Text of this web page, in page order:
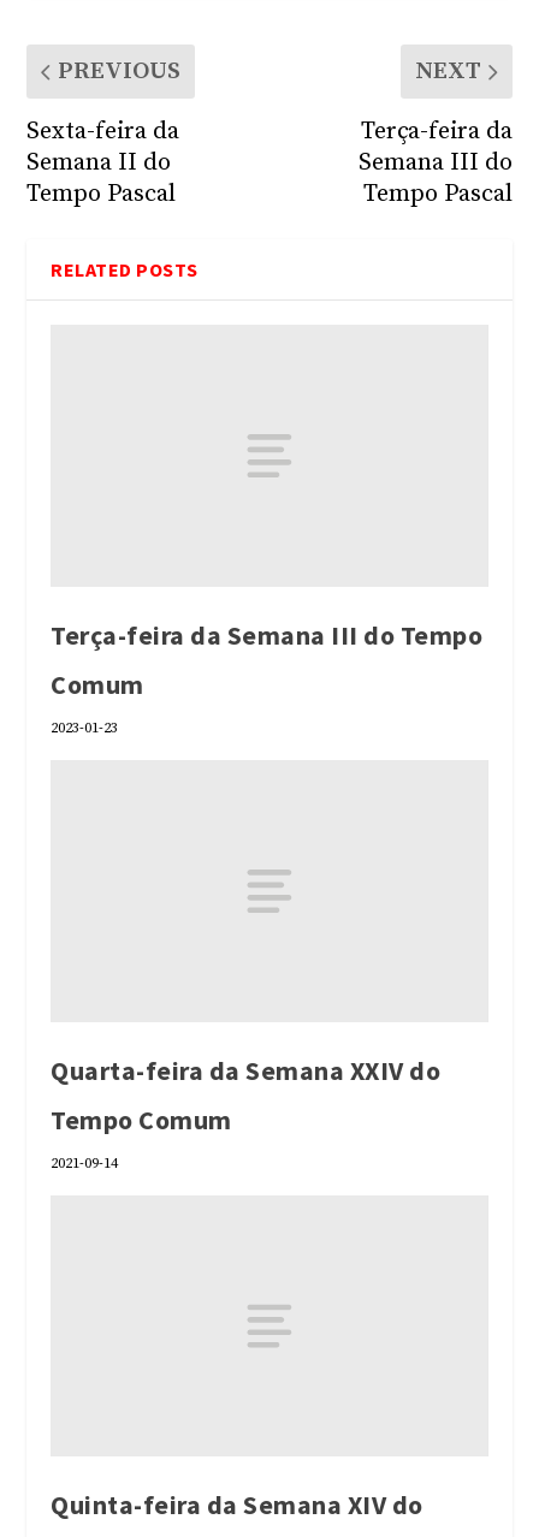
PREVIOUS
Sexta-feira da
Semana II do
Tempo Pascal
NEXT
Terça-feira da
Semana III do
Tempo Pascal
RELATED POSTS
Terça-feira da Semana III do Tempo
Comum
2023-01-23
Quarta-feira da Semana XXIV do
Tempo Comum
2021-09-14
Quinta-feira da Semana XIV do